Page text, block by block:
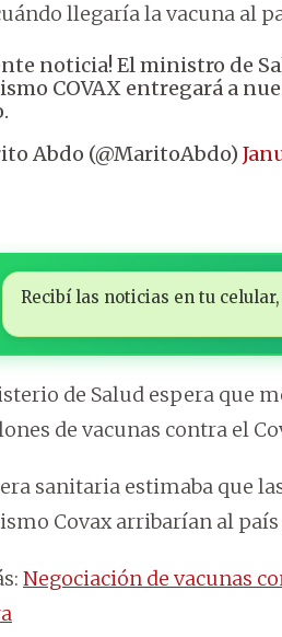
llegaría la vacuna al
noticia! El ministro de
COVAX entregará a
Abdo (@MaritoAbdo)
Recibí las noticias en tu
de Salud espera que
de vacunas contra el
sanitaria estimaba que
Covax arribarían al
Negociación de vacunas